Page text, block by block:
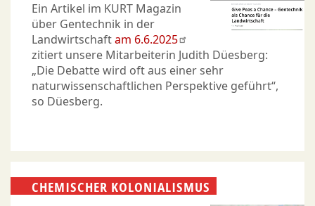
Ein Artikel im KURT Magazin
über Gentechnik in der
Landwirtschaftam 6.6.2025
zitiert unsere Mitarbeiterin Judith Düesberg:
„Die Debatte wird oft aus einer sehr
naturwissenschaftlichen Perspektive geführt“,
so Düesberg.
CHEMISCHER KOLONIALISMUS